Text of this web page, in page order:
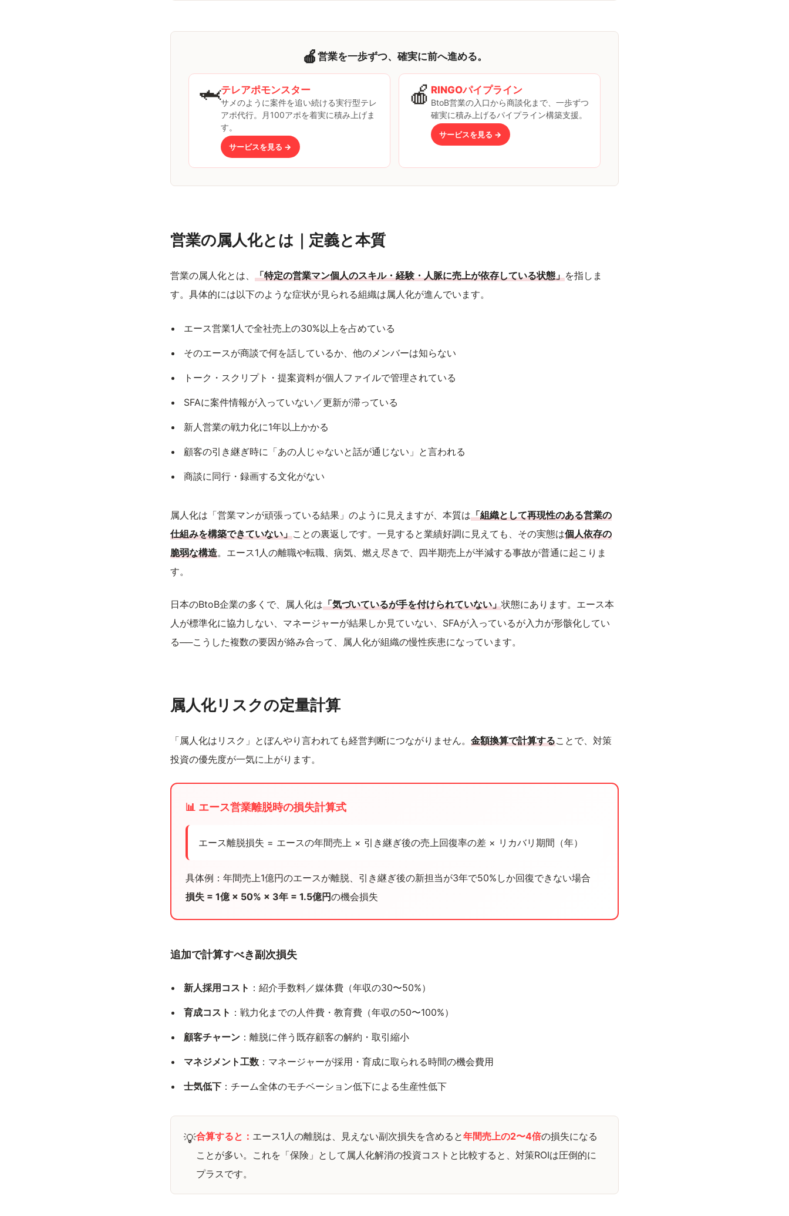
🍎 営業を一歩ずつ、確実に前へ進める。
🦈テレアポモンスター
サメのように案件を追い続ける実行型テレ
アポ代行。月100アポを着実に積み上げま
す。
サービスを見る →
🍎 RINGOパイプライン
BtoB営業の入口から商談化まで、一歩ずつ
確実に積み上げるパイプライン構築支援。
サービスを見る →
営業の属人化とは｜定義と本質
営業の属人化とは、 「特定の営業マン個人のスキル・経験・人脈に売上が依存している状態」を指しま
す。具体的には以下のような症状が見られる組織は属人化が進んでいます。
エース営業1人で全社売上の30%以上を占めている
そのエースが商談で何を話しているか、他のメンバーは知らない
トーク・スクリプト・提案資料が個人ファイルで管理されている
SFAに案件情報が入っていない／更新が滞っている
新人営業の戦力化に1年以上かかる
顧客の引き継ぎ時に「あの人じゃないと話が通じない」と言われる
商談に同行・録画する文化がない
属人化は「営業マンが頑張っている結果」のように見えますが、本質は「組織として再現性のある営業の
仕組みを構築できていない」ことの裏返しです。一見すると業績好調に見えても、その実態は個人依存の
脆弱な構造。エース1人の離職や転職、病気、燃え尽きで、四半期売上が半減する事故が普通に起こりま
す。
日本のBtoB企業の多くで、属人化は「気づいているが手を付けられていない」状態にあります。エース本
人が標準化に協力しない、マネージャーが結果しか見ていない、SFAが入っているが入力が形骸化してい
る──こうした複数の要因が絡み合って、属人化が組織の慢性疾患になっています。
属人化リスクの定量計算
「属人化はリスク」とぼんやり言われても経営判断につながりません。 金額換算で計算することで、対策
投資の優先度が一気に上がります。
📊 エース営業離脱時の損失計算式
エース離脱損失 = エースの年間売上 × 引き継ぎ後の売上回復率の差 × リカバリ期間（年）
具体例：年間売上1億円のエースが離脱、引き継ぎ後の新担当が3年で50%しか回復できない場合
損失 = 1億 × 50% × 3年 = 1.5億円の機会損失
追加で計算すべき副次損失
新人採用コスト ：紹介手数料／媒体費（年収の30〜50%）
育成コスト ：戦力化までの人件費・教育費（年収の50〜100%）
顧客チャーン ：離脱に伴う既存顧客の解約・取引縮小
マネジメント工数 ：マネージャーが採用・育成に取られる時間の機会費用
士気低下 ：チーム全体のモチベーション低下による生産性低下
💡合算すると： エース1人の離脱は、見えない副次損失を含めると年間売上の2〜4倍の損失になる
ことが多い。これを「保険」として属人化解消の投資コストと比較すると、対策ROIは圧倒的に
プラスです。